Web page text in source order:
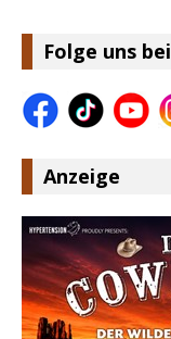
Folge uns bei
Anzeige